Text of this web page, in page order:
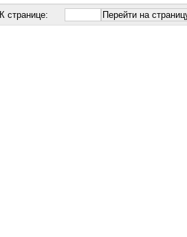
К странице: